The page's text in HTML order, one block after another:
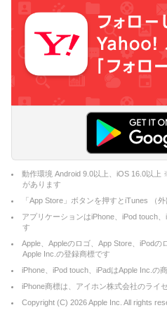
動作環境 Android 9.0以上、iOS 16.0以
があります
「App Store」ボタンを押すとiTunes （
アプリケーションはiPhone、iPod touch
す
Apple、Appleのロゴ、App Store、iPod
Apple Inc.の登録商標です
iPhone、iPod touch、iPadはApple Inc.の
iPhone商標は、アイホン株式会社のライ
Copyright (C) 2026Apple Inc. All rights